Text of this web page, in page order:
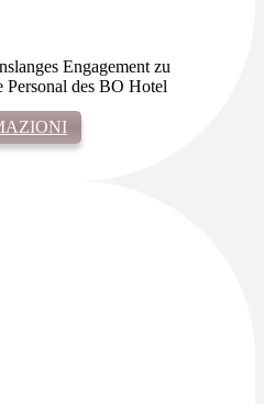
Engagement zu
Personal des BO Hotel